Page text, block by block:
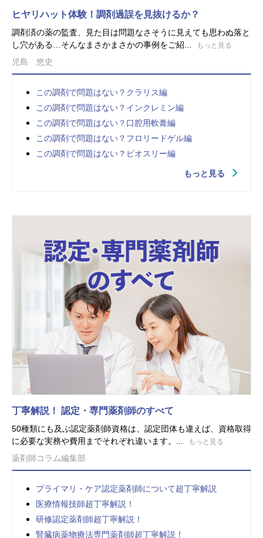
ヒヤリハット体験！調剤過誤を見抜けるか？
調剤済の薬の監査、見た目は問題なさそうに見えても思わぬ落と
し穴がある…そんなまさかまさかの事例をご紹...
もっと見る
児島 悠史
この調剤で問題はない？クラリス編
この調剤で問題はない？インクレミン編
この調剤で問題はない？口腔用軟膏編
この調剤で問題はない？フロリードゲル編
この調剤で問題はない？ビオスリー編
もっと見る
丁寧解説！ 認定・専門薬剤師のすべて
50種類にも及ぶ認定薬剤師資格は、認定団体も違えば、資格取得
に必要な実務や費用までそれぞれ違います。...
もっと見る
薬剤師コラム編集部
プライマリ・ケア認定薬剤師について超丁寧解説
医療情報技師超丁寧解説！
研修認定薬剤師超丁寧解説！
腎臓病薬物療法専門薬剤師超丁寧解説！